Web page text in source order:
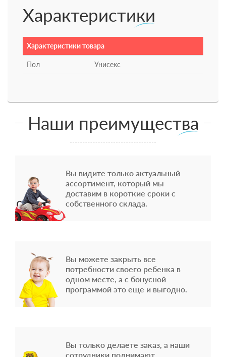
Характеристики
Характеристики товара
Пол Унисекс
Наши преимущества
Вы видите только актуальный
ассортимент, который мы
доставим в короткие сроки с
собственного склада.
Вы можете закрыть все
потребности своего ребенка в
одном месте, а с бонусной
программой это еще и выгодно.
Вы только делаете заказ, а наши
сотрудники поднимают